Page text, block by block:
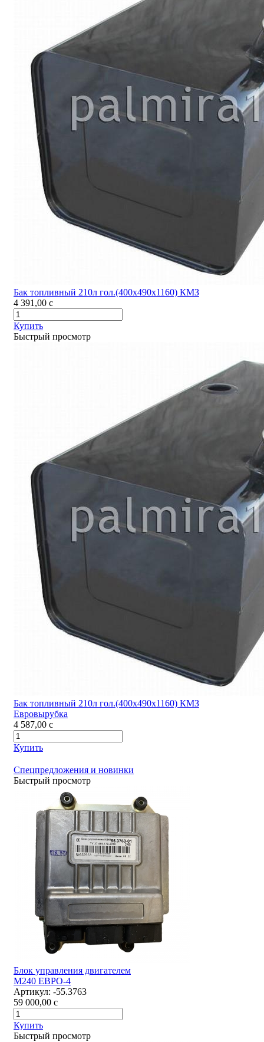
Бак топливный 210л гол.(400х490х1160) КМЗ
4 391,00 c
Купить
Быстрый просмотр
Бак топливный 210л гол.(400х490х1160) КМЗ
Евровырубка
4 587,00 c
Купить
Спецпредложения и новинки
Быстрый просмотр
Блок управления двигателем
М240 ЕВРО-4
Артикул: -55.3763
59 000,00 c
Купить
Быстрый просмотр